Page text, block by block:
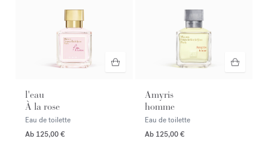
l'eau
À la rose
Eau de toilette
Ab 125,00 €
Amyris
homme
Eau de toilette
Ab 125,00 €